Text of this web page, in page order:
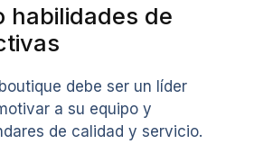
habilidades de
debe ser un líder
a su equipo y
de calidad y servicio.